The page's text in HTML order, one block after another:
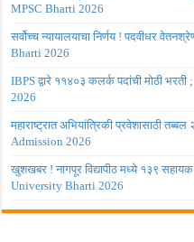
MPSC Bharti 2026
सर्वोच्च न्यायालयाचा निर्णय ! पदवीधर
Bharti 2026
IBPS द्वारे ११४०३ कलर्क पदांची मोठी
2026
महाराष्ट्रात अभियांत्रिकी प्रवेशासाठी
Admission 2026
खुशखबर ! नागपूर विद्यापीठ मध्ये १३९
University Bharti 2026